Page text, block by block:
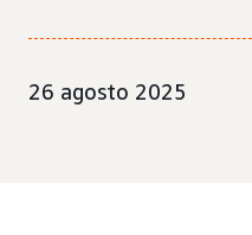
26 agosto 2025